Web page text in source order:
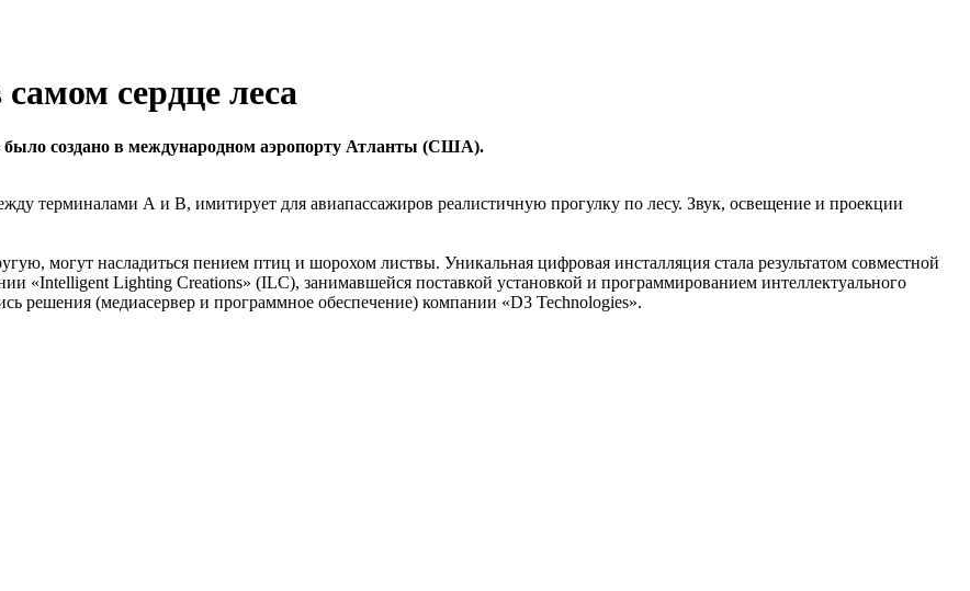
сердце леса
было создано в международном аэропорту Атланты (США).
терминалами А и В, имитирует для авиапассажиров реалистичную прогулку по лесу. Звук, освещение и проекции
могут насладиться пением птиц и шорохом листвы. Уникальная цифровая инсталляция стала результатом совместной
«Intelligent Lighting Creations» (ILC), занимавшейся поставкой установкой и программированием интеллектуального
решения (медиасервер и программное обеспечение) компании «D3 Technologies».